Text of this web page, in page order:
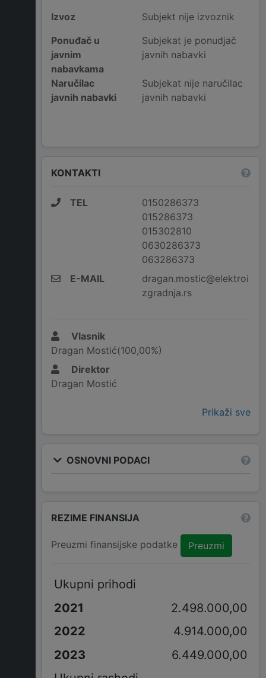
Izvoz
Subjekt nije izvoznik
Ponuđač u
javnim
nabavkama
Subjekat je ponudjač
javnih nabavki
Naručilac
javnih nabavki
Subjekat nije naručilac
javnih nabavki
KONTAKTI
TEL
0150286373
015286373
015302810
0630286373
063286373
E-MAIL
dragan.mostic@elektroi
zgradnja.rs
Vlasnik
Dragan Mostić(100,00%)
Direktor
Dragan Mostić
Prikaži sve
OSNOVNI PODACI
REZIME FINANSIJA
Preuzmi finansijske podatke Preuzmi
Ukupni prihodi
2.498.000,00
4.914.000,00
6.449.000,00